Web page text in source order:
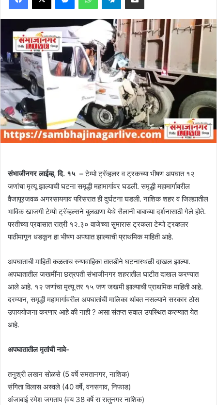
संभाजीनगर लाईव्ह, दि. १५ –टेम्पो ट्रॅव्हलर व ट्रकच्या भीषण अपघात १२
जणांचा मृत्यू झाल्याची घटना समृद्धी महामार्गावर घडली. समृद्धी महामार्गावरील
वैजापूरजवळ अगरसायगाव परिसरात ही दुर्घटना घडली. नाशिक शहर व जिल्ह्यातील
भाविक खाजगी टेम्पो ट्रॅव्हल्सने बुलढाणा येथे सैलानी बाबाच्या दर्शनासाठी गेले होते.
परतीच्या प्रवासात रात्री १२.३० वाजेच्या सुमारास ट्रकला टेम्पो ट्रव्हलर
पाठीमागून धडकून हा भीषण अपघात झाल्याची प्राथमिक माहिती आहे.
अपघाताची माहिती कळताच रुग्णवाहिका तातडीने घटनास्थळी दाखल झाल्या.
अपघातातील जखमींना छत्रपती संभाजीनगर शहरातील घाटीत दाखल करण्यात
आले आहे. १२ जणांचा मृत्यू तर १५ जण जखमी झाल्याची प्राथमिक माहिती आहे.
दरम्यान, समृद्धी महामार्गावरील अपघातांची मालिका थांबत नसल्याने सरकार ठोस
उपाययोजना करणार आहे की नाही ? असा संतप्त सवाल उपस्थित करण्यात येत
आहे.
अपघातातील मृतांची नावे-
तनुश्री लखन सोळसे (5 वर्षे समतानगर, नाशिक)
संगिता विलास अस्वले (40 वर्षे, वनसगाव, निफाड)
अंजाबाई रमेश जगताप (वय 38 वर्षे रा रातुनगर नाशिक)